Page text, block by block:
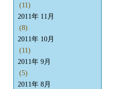
(11)
2011年 11月
(8)
2011年 10月
(11)
2011年 9月
(5)
2011年 8月